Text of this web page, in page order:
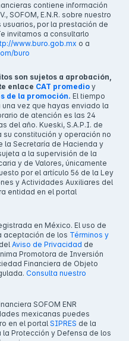
contiene información
SOFOM, E.N.R. sobre nuestro
por la prestación de
invitamos a consultarlo
www.buro.gob.mx o a
buro
son sujetos a aprobación,
enlace CAT promedio y
de la promoción. El tiempo
vez que hayas enviado la
de atención es las 24
del año. Kueski, S.A.P.I. de
su constitución y operación no
la Secretaría de Hacienda y
a la supervisión de la
y de Valores, únicamente
por el artículo 56 de la Ley
y Actividades Auxiliares del
entidad en el portal
en México. El uso de
aceptación de los Términos y
Aviso de Privacidad de
Promotora de Inversión
Financiera de Objeto
Consulta nuestro
SOFOM ENR
mexicanas puedes
en el portal SIPRES de la
Protección y Defensa de los